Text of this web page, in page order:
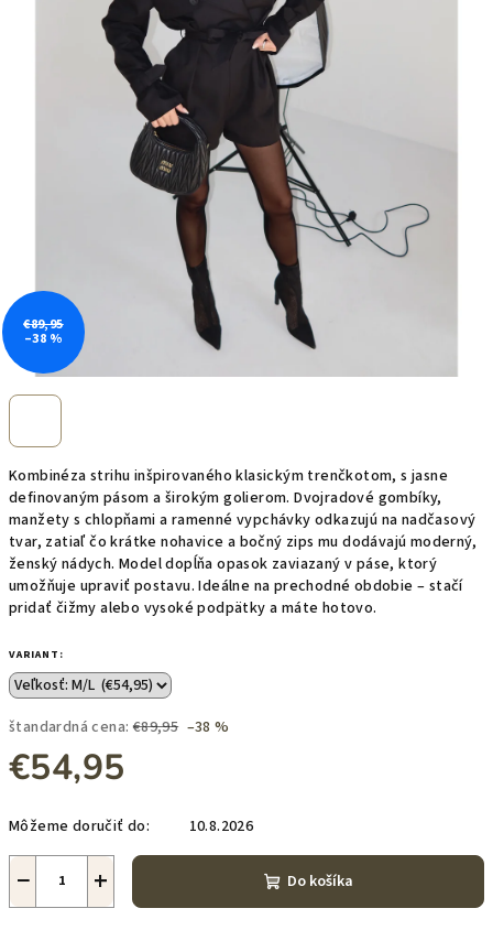
Kombinéza strihu inšpirovaného klasickým trenčkotom, s jasne
definovaným pásom a širokým golierom. Dvojradové gombíky,
manžety s chlopňami a ramenné vypchávky odkazujú na nadčasový
tvar, zatiaľ čo krátke nohavice a bočný zips mu dodávajú moderný,
ženský nádych. Model dopĺňa opasok zaviazaný v páse, ktorý
umožňuje upraviť postavu. Ideálne na prechodné obdobie – stačí
pridať čižmy alebo vysoké podpätky a máte hotovo.
VARIANT:
štandardná cena: €89,95 –38 %
€54,95
cena:
Môžeme doručiť do: 10.8.2026
+
− Do košíka
€89,95
–38 %